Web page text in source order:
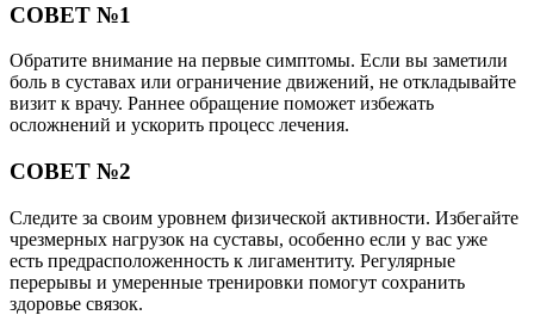
СОВЕТ №1
Обратите внимание на первые симптомы. Если вы заметили
боль в суставах или ограничение движений, не откладывайте
визит к врачу. Раннее обращение поможет избежать
осложнений и ускорить процесс лечения.
СОВЕТ №2
Следите за своим уровнем физической активности. Избегайте
чрезмерных нагрузок на суставы, особенно если у вас уже
есть предрасположенность к лигаментиту. Регулярные
перерывы и умеренные тренировки помогут сохранить
здоровье связок.